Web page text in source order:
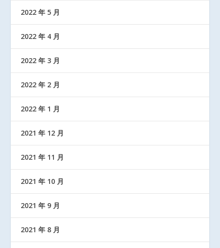
2022 年 5 月
2022 年 4 月
2022 年 3 月
2022 年 2 月
2022 年 1 月
2021 年 12 月
2021 年 11 月
2021 年 10 月
2021 年 9 月
2021 年 8 月